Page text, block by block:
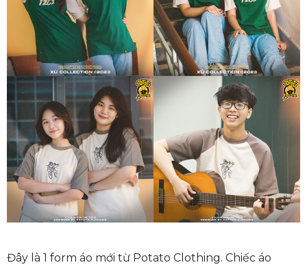
Đây là 1 form áo mới từ Potato Clothing. Chiếc áo